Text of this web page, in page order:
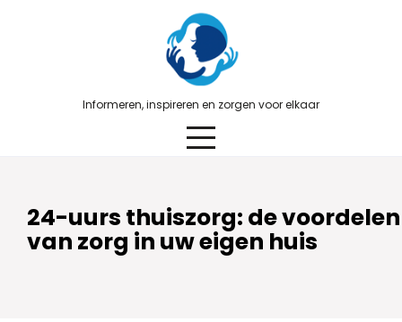
Informeren, inspireren en zorgen voor elkaar
24-uurs thuiszorg: de voordelen
van zorg in uw eigen huis